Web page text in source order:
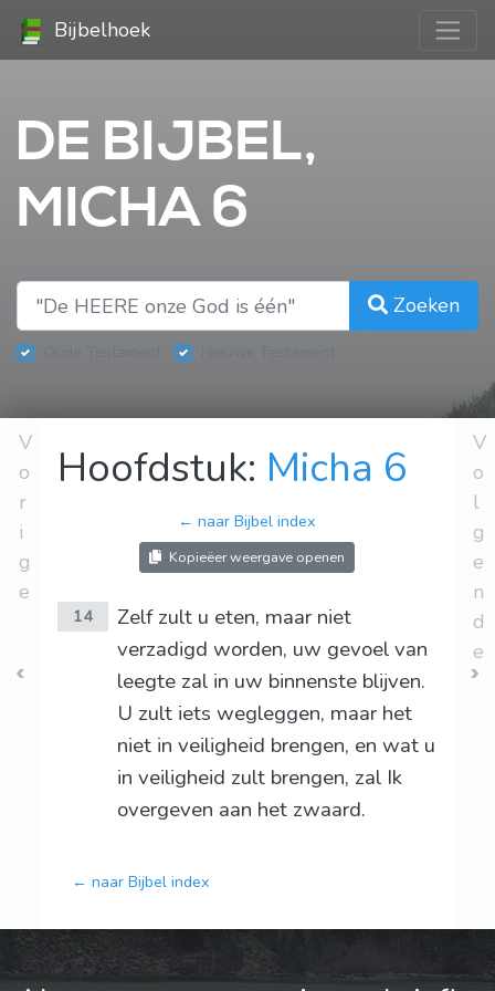
Bijbelhoek
DE BIJBEL,
MICHA 6
Zoeken
V
o
r
i
g
e
Hoofdstuk: Micha 6
← naar Bijbel index
Kopieëer weergave openen
14
Zelf zult u eten, maar niet
verzadigd worden, uw gevoel van
leegte zal in uw binnenste blijven.
U zult iets wegleggen, maar het
niet in veiligheid brengen, en wat u
in veiligheid zult brengen, zal Ik
overgeven aan het zwaard.
← naar Bijbel index
V
o
l
g
e
n
d
e